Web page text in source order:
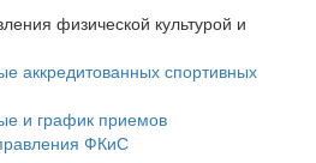
физической культурой и
аккредитованных спортивных
и график приемов
ФКиС